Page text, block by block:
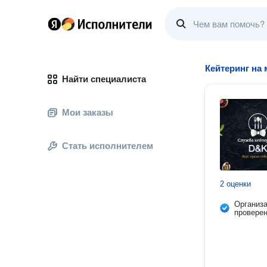
Найти специалиста
Мои заказы
Стать исполнителем
Кейтеринг на
2 оценки